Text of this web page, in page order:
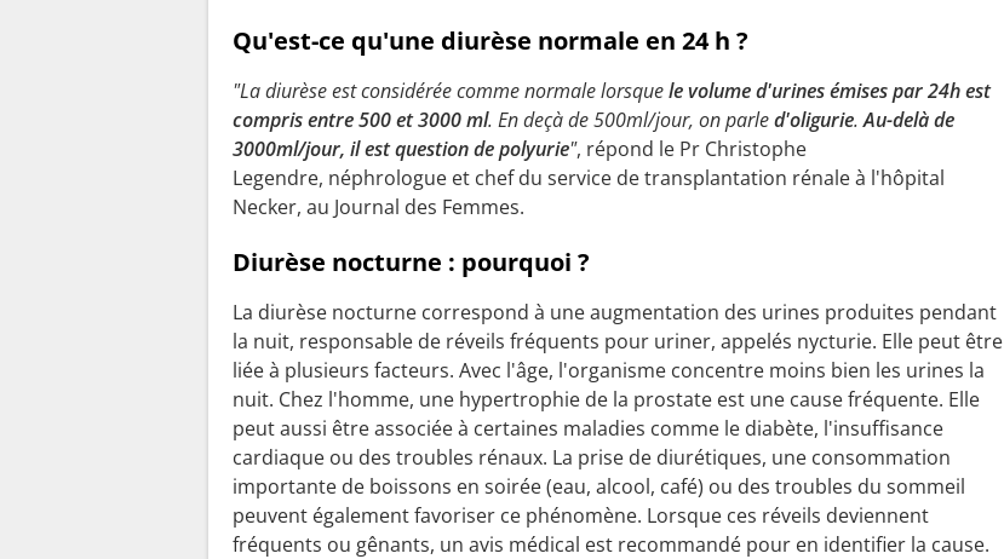
Qu'est-ce qu'une diurèse normale en 24 h ?
"La diurèse est considérée comme normale lorsquele volume d'urines émises par 24h est
compris entre 500 et 3000 ml. En deçà de 500ml/jour, on parled'oligurie.Au-delà de
3000ml/jour, il est question de polyurie", répond le Pr Christophe
Legendre, néphrologue et chef du service de transplantation rénale à l'hôpital
Necker, au Journal des Femmes.
Diurèse nocturne : pourquoi ?
La diurèse nocturne correspond à une augmentation des urines produites pendant
la nuit, responsable de réveils fréquents pour uriner, appelés nycturie. Elle peut être
liée à plusieurs facteurs. Avec l'âge, l'organisme concentre moins bien les urines la
nuit. Chez l'homme, une hypertrophie de la prostate est une cause fréquente. Elle
peut aussi être associée à certaines maladies comme le diabète, l'insuffisance
cardiaque ou des troubles rénaux. La prise de diurétiques, une consommation
importante de boissons en soirée (eau, alcool, café) ou des troubles du sommeil
peuvent également favoriser ce phénomène. Lorsque ces réveils deviennent
fréquents ou gênants, un avis médical est recommandé pour en identifier la cause.